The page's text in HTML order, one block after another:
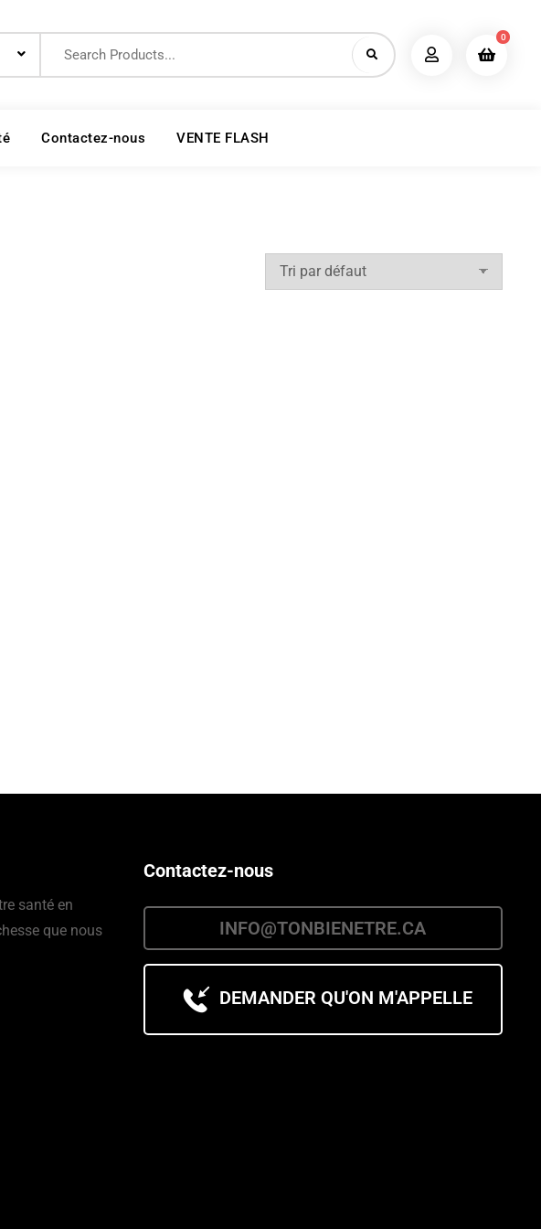
0
Contactez-nous VENTE FLASH
santé en
que nous
Contactez-nous
INFO@TONBIENETRE.CA
DEMANDER QU'ON M'APPELLE